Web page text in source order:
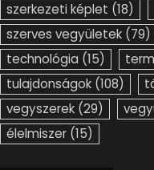
szerkezeti képlet (18)
szerves vegyületek (79)
technológia (15)
tulajdonságok (108)
vegyszerek (29)
élelmiszer (15)